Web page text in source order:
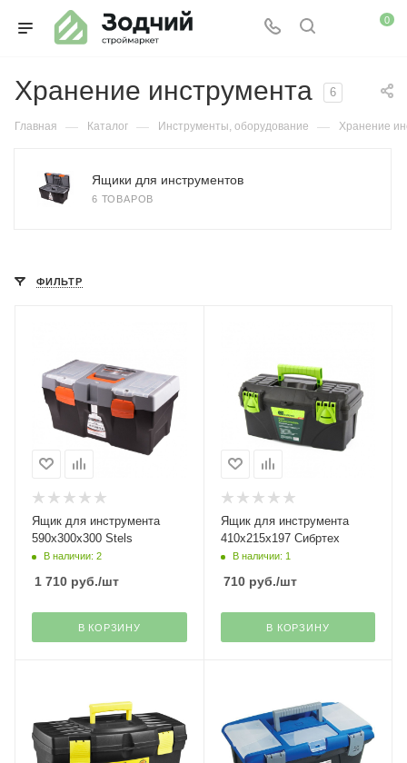
0
Хранение инструмента 6
Главная — Каталог — Инструменты, оборудование — Хранение
Ящики для инструментов
6 ТОВАРОВ
ФИЛЬТР
Ящик для инструмента
590х300х300 Stels
В наличии: 2
1 710 руб./шт
В КОРЗИНУ
Ящик для инструмента
410х215х197 Сибртех
В наличии: 1
710руб./шт
В КОРЗИНУ